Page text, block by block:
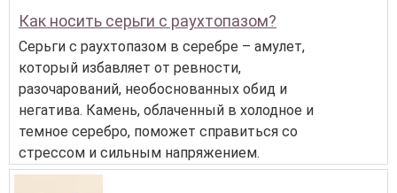
Как носить серьги с раухтопазом?
Серьги с раухтопазом в серебре – амулет,
который избавляет от ревности,
разочарований, необоснованных обид и
негатива. Камень, облаченный в холодное и
темное серебро, поможет справиться со
стрессом и сильным напряжением.